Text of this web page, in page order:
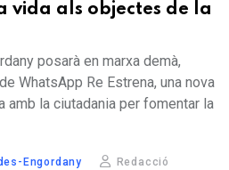
vida als objectes de la
posarà en marxa demà,
WhatsApp Re Estrena, una nova
amb la ciutadania per fomentar la
Engordany Redacció